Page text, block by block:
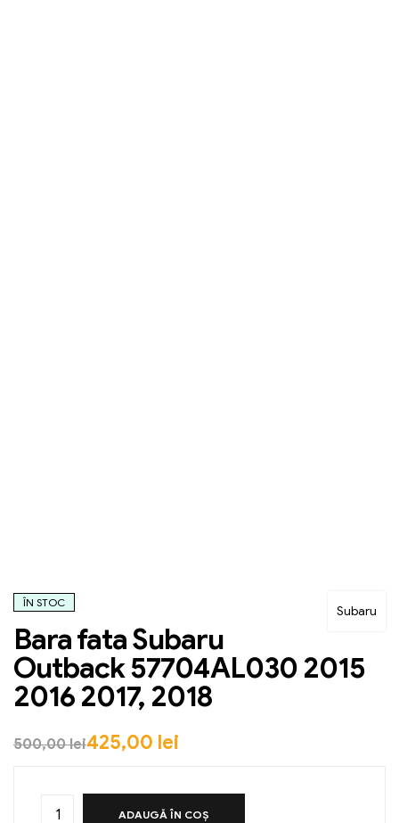
Subaru
ÎN STOC
Bara fata Subaru
Outback 57704AL030 2015
2016 2017, 2018
500,00lei425,00 lei
ADAUGĂ ÎN COȘ